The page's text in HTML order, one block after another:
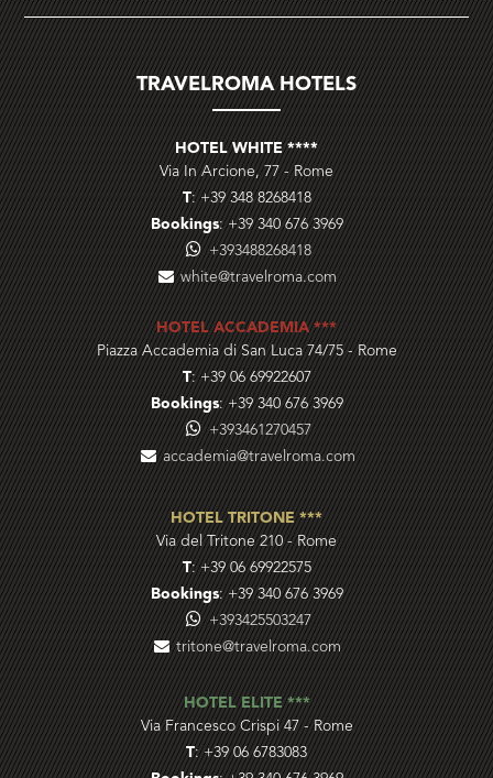
TRAVELROMA HOTELS
HOTEL WHITE ****
Via In Arcione, 77-Rome
T:+39 348 8268418
Bookings:+39 340 676 3969
+393488268418
white@travelroma.com
HOTEL ACCADEMIA ***
Piazza Accademia di San Luca 74/75-Rome
T:+39 06 69922607
Bookings:+39 340 676 3969
+393461270457
accademia@travelroma.com
HOTEL TRITONE ***
Via del Tritone 210-Rome
T:+39 06 69922575
Bookings:+39 340 676 3969
+393425503247
tritone@travelroma.com
HOTEL ELITE ***
Via Francesco Crispi 47-Rome
T:+39 06 6783083